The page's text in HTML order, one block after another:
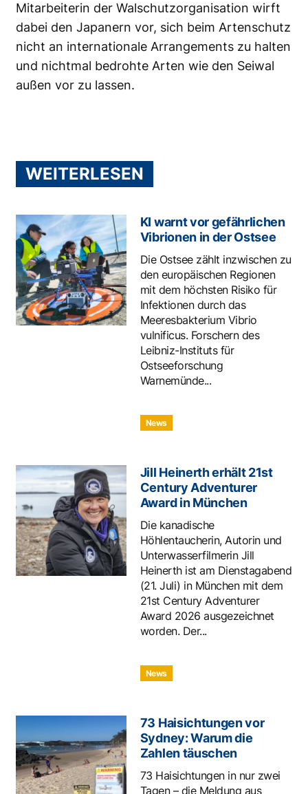
Mitarbeiterin der Walschutzorganisation wirft
dabei den Japanern vor, sich beim Artenschutz
nicht an internationale Arrangements zu halten
und nichtmal bedrohte Arten wie den Seiwal
außen vor zu lassen.
WEITERLESEN
KI warnt vor gefährlichen
Vibrionen in der Ostsee
Die Ostsee zählt inzwischen zu
den europäischen Regionen
mit dem höchsten Risiko für
Infektionen durch das
Meeresbakterium Vibrio
vulnificus. Forschern des
Leibniz-Instituts für
Ostseeforschung
Warnemünde...
News
Jill Heinerth erhält 21st
Century Adventurer
Award in München
Die kanadische
Höhlentaucherin, Autorin und
Unterwasserfilmerin Jill
Heinerth ist am Dienstagabend
(21. Juli) in München mit dem
21st Century Adventurer
Award 2026 ausgezeichnet
worden. Der...
News
73 Haisichtungen vor
Sydney: Warum die
Zahlen täuschen
73 Haisichtungen in nur zwei
Tagen – die Meldung aus